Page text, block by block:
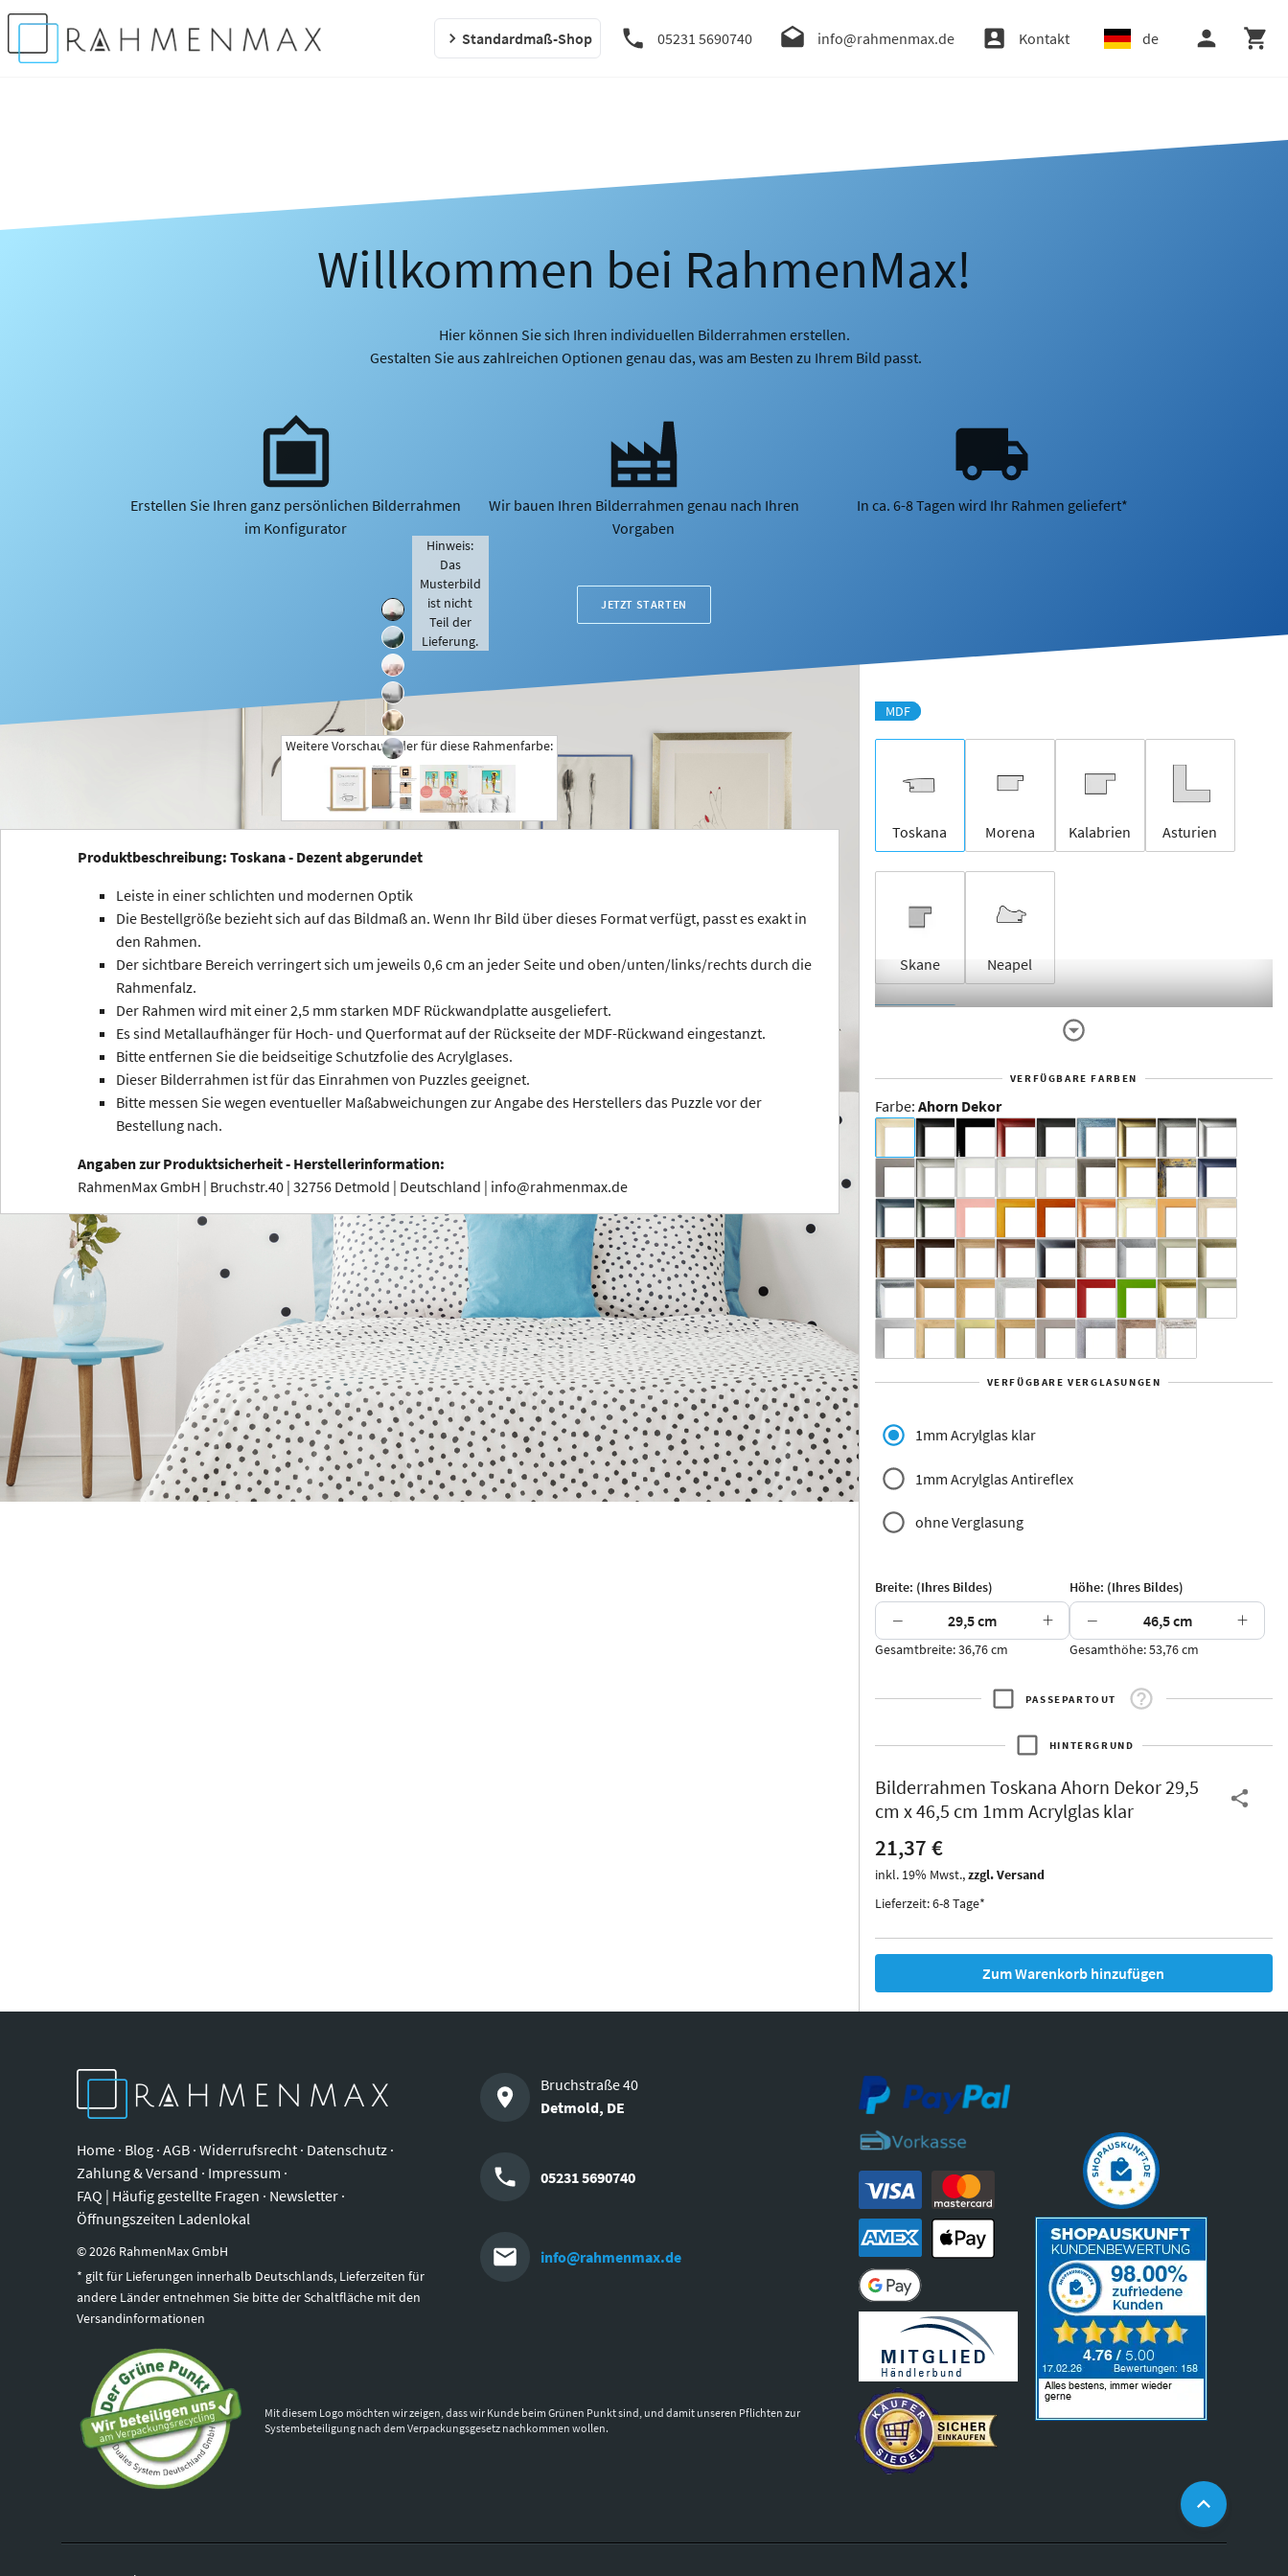
Standardmaß-Shop 05231 5690740 info@rahmenmax.de Kontakt de
Willkommen bei RahmenMax!
Hier können Sie sich Ihren individuellen Bilderrahmen erstellen.
Gestalten Sie aus zahlreichen Optionen genau das, was am Besten zu Ihrem Bild passt.
Erstellen Sie Ihren ganz persönlichen Bilderrahmen
im Konfigurator
Wir bauen Ihren Bilderrahmen genau nach Ihren
Vorgaben
In ca. 6-8 Tagen wird Ihr Rahmen geliefert*
JETZT STARTEN
+
Hinweis:
Das
Musterbild
ist nicht
Teil der
Lieferung.
Weitere Vorschaubilder für diese Rahmenfarbe:
Produktbeschreibung: Toskana - Dezent abgerundet
Leiste in einer schlichten und modernen Optik
Die Bestellgröße bezieht sich auf das Bildmaß an. Wenn Ihr Bild über dieses Format verfügt, passt es exakt in
den Rahmen.
Der sichtbare Bereich verringert sich um jeweils 0,6 cm an jeder Seite und oben/unten/links/rechts durch die
Rahmenfalz.
Der Rahmen wird mit einer 2,5 mm starken MDF Rückwandplatte ausgeliefert.
Es sind Metallaufhänger für Hoch- und Querformat auf der Rückseite der MDF-Rückwand eingestanzt.
Bitte entfernen Sie die beidseitige Schutzfolie des Acrylglases.
Dieser Bilderrahmen ist für das Einrahmen von Puzzles geeignet.
Bitte messen Sie wegen eventueller Maßabweichungen zur Angabe des Herstellers das Puzzle vor der
Bestellung nach.
Angaben zur Produktsicherheit - Herstellerinformation:
RahmenMax GmbH | Bruchstr.40 | 32756 Detmold | Deutschland | info@rahmenmax.de
MDF
Toskana Morena Kalabrien Asturien
Skane Neapel
Dakota -
Rahmenloser
Aluminium
Yukon Alaska
Jersey Dauphine
Arran Luzern Andros Attika
Thurgau
Thurgau
*Canvas*
Burgund
Kunststoff
Ohio
VERFÜGBARE FARBEN
Farbe: Ahorn Dekor
VERFÜGBARE VERGLASUNGEN
1mm Acrylglas klar
1mm Acrylglas Antireflex
ohne Verglasung
Breite: (Ihres Bildes)
− +
Gesamtbreite: 36,76 cm
Höhe: (Ihres Bildes)
− +
Gesamthöhe: 53,76 cm
PASSEPARTOUT
HINTERGRUND
Bilderrahmen Toskana Ahorn Dekor 29,5
cm x 46,5 cm 1mm Acrylglas klar
21,37 €
inkl. 19% Mwst.,zzgl. Versand
Lieferzeit: 6-8 Tage*
Zum Warenkorb hinzufügen
Home · Blog · AGB · Widerrufsrecht · Datenschutz ·
Zahlung & Versand · Impressum ·
FAQ | Häufig gestellte Fragen · Newsletter ·
Öffnungszeiten Ladenlokal
©2026 RahmenMax GmbH
* gilt für Lieferungen innerhalb Deutschlands, Lieferzeiten für
andere Länder entnehmen Sie bitte der Schaltfläche mit den
Versandinformationen
Bruchstraße 40
Detmold, DE
05231 5690740
info@rahmenmax.de
Mit diesem Logo möchten wir zeigen, dass wir Kunde beim Grünen Punkt sind, und damit unseren Pflichten zur
Systembeteiligung nach dem Verpackungsgesetz nachkommen wollen.